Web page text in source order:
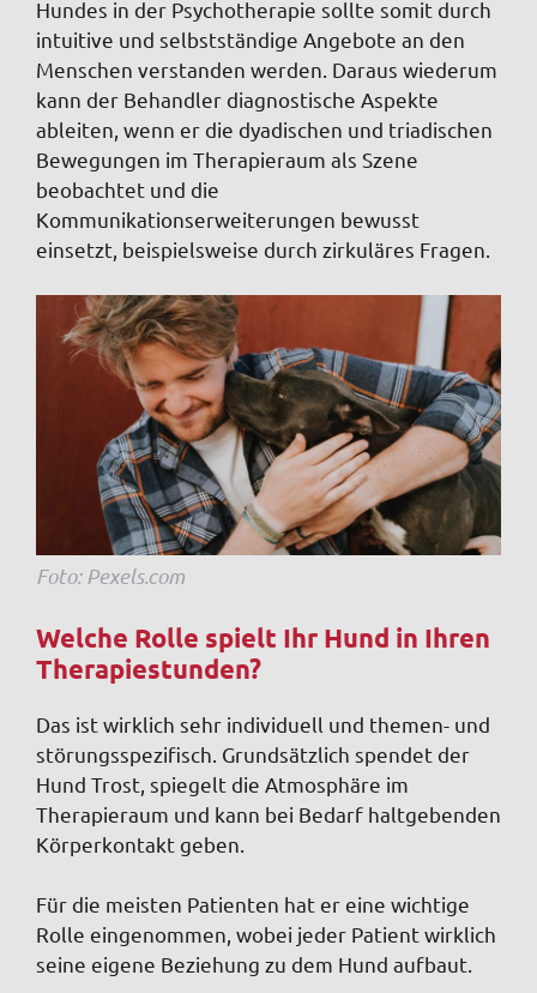
Hundes in der Psychotherapie sollte somit durch
intuitive und selbstständige Angebote an den
Menschen verstanden werden. Daraus wiederum
kann der Behandler diagnostische Aspekte
ableiten, wenn er die dyadischen und triadischen
Bewegungen im Therapieraum als Szene
beobachtet und die
Kommunikationserweiterungen bewusst
einsetzt, beispielsweise durch zirkuläres Fragen.
Foto: Pexels.com
Welche Rolle spielt Ihr Hund in Ihren
Therapiestunden?
Das ist wirklich sehr individuell und themen- und
störungsspezifisch. Grundsätzlich spendet der
Hund Trost, spiegelt die Atmosphäre im
Therapieraum und kann bei Bedarf haltgebenden
Körperkontakt geben.
Für die meisten Patienten hat er eine wichtige
Rolle eingenommen, wobei jeder Patient wirklich
seine eigene Beziehung zu dem Hund aufbaut.